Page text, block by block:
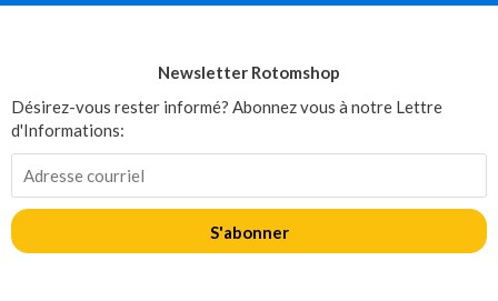
Newsletter Rotomshop
Désirez-vous rester informé? Abonnez vous à notre Lettre
d'Informations:
S'abonner